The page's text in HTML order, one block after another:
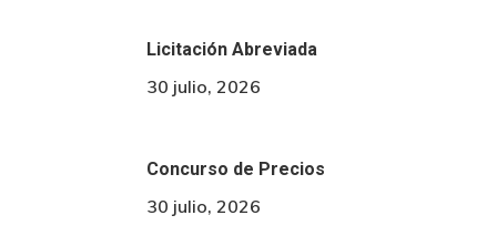
Licitación Abreviada
30 julio, 2026
Concurso de Precios
30 julio, 2026